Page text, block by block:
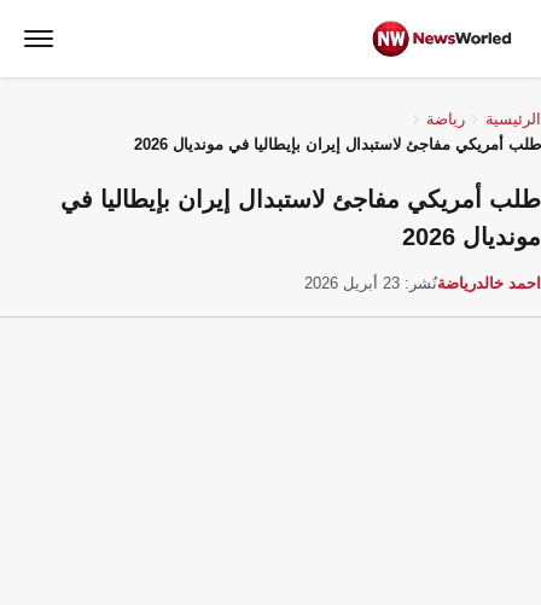
الرئيسية
رياضة
طلب أمريكي مفاجئ لاستبدال إيران بإيطاليا في مونديال 2026
طلب أمريكي مفاجئ لاستبدال إيران بإيطاليا في
مونديال 2026
احمد خالدرياضةنُشر: 23 أبريل 2026